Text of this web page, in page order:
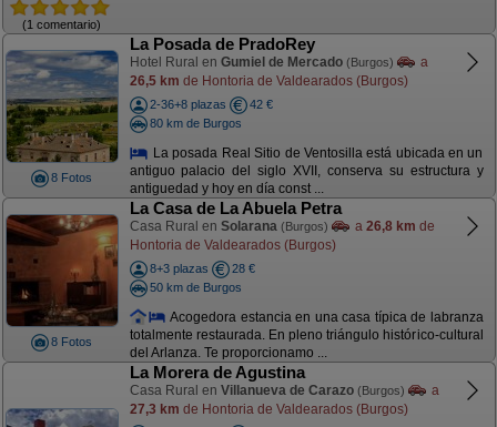
(1 comentario)
8 Fotos
La Posada de PradoRey
Hotel Rural en Gumiel de Mercado (Burgos)
a
26,5 km de Hontoria de Valdearados (Burgos)
2-36+8 plazas
42 €
80 km de Burgos
La posada Real Sitio de Ventosilla está ubicada en un
antiguo palacio del siglo XVII, conserva su estructura y
antiguedad y hoy en día const ...
8 Fotos
La Casa de La Abuela Petra
Casa Rural en Solarana (Burgos) a 26,8 km de
Hontoria de Valdearados (Burgos)
8+3 plazas
28 €
50 km de Burgos
Acogedora estancia en una casa típica de labranza
totalmente restaurada. En pleno triángulo histórico-cultural
del Arlanza. Te proporcionamo ...
La Morera de Agustina
Casa Rural en Villanueva de Carazo (Burgos)
a
27,3 km de Hontoria de Valdearados (Burgos)